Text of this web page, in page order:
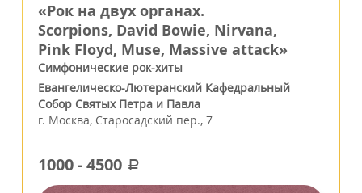
«Рок на двух органах.
Scorpions, David Bowie, Nirvana,
Pink Floyd, Muse, Massive attack»
Симфонические рок-хиты
Евангелическо-Лютеранский Кафедральный
Собор Святых Петра и Павла
г. Москва, Старосадский пер., 7
1000-4500 a